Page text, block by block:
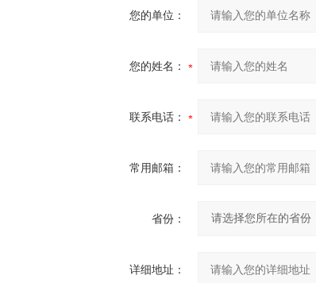
您的单位：
您的姓名：
联系电话：
常用邮箱：
省份：
详细地址：